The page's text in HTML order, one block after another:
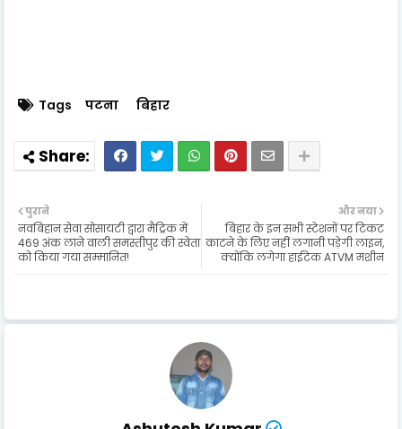
Tags पटना बिहार
और नया
बिहार के इन सभी स्टेशनों पर टिकट
काटने के लिए नहीं लगानी पड़ेगी लाइन,
क्योंकि लगेगा हाईटेक ATVM मशीन
पुराने
नवबिहान सेवा सोसायटी द्वारा मैट्रिक में
469 अंक लाने वाली समस्तीपुर की स्वेता
को किया गया सम्मानित!